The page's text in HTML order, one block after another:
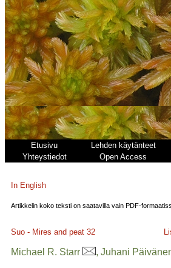
Etusivu Lehden käytänteet
Yhteystiedot
Open Access
In English
Artikkelin koko teksti on saatavilla vain PDF-
Suo - Mires and peat 32
Michael R. Starr , Juhani